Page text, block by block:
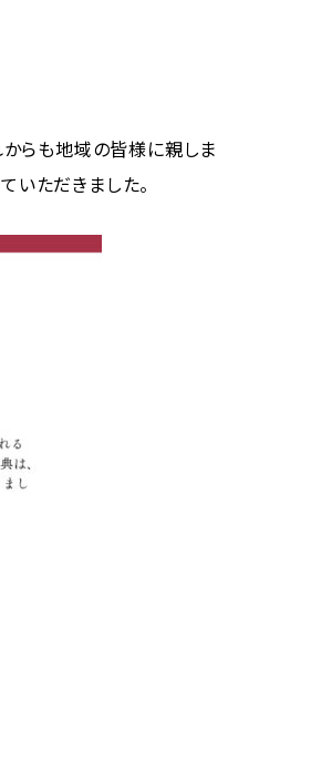
らも地域の皆様に親しま
いただきました。